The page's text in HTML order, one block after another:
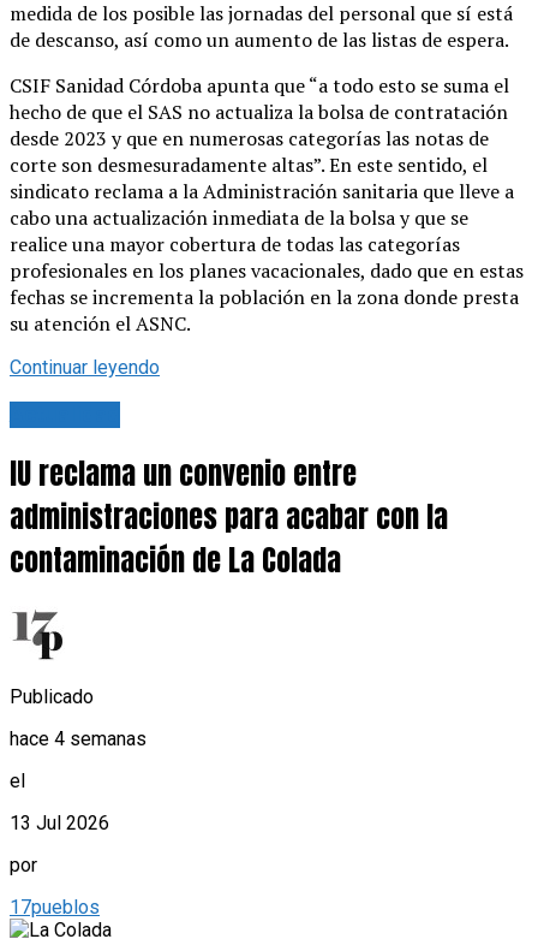
medida de los posible las jornadas del personal que sí está
de descanso, así como un aumento de las listas de espera.
CSIF Sanidad Córdoba apunta que “a todo esto se suma el
hecho de que el SAS no actualiza la bolsa de contratación
desde 2023 y que en numerosas categorías las notas de
corte son desmesuradamente altas”. En este sentido, el
sindicato reclama a la Administración sanitaria que lleve a
cabo una actualización inmediata de la bolsa y que se
realice una mayor cobertura de todas las categorías
profesionales en los planes vacacionales, dado que en estas
fechas se incrementa la población en la zona donde presta
su atención el ASNC.
Continuar leyendo
IU reclama un convenio entre
administraciones para acabar con la
contaminación de La Colada
Publicado
hace 4 semanas
el
13 Jul 2026
por
17pueblos